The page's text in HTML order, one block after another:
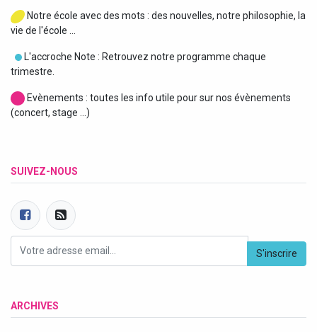
Notre école avec des mots : des nouvelles, notre philosophie, la
vie de l'école ...
L'accroche Note : Retrouvez notre programme chaque
trimestre.
Evènements : toutes les info utile pour sur nos évènements
(concert, stage ...)
SUIVEZ-NOUS
S'inscrire
ARCHIVES